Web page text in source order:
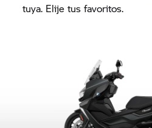
tuya. Elije tus favoritos.